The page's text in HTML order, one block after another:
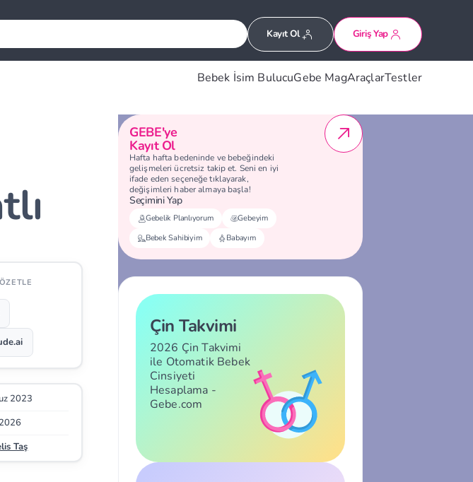
Kayıt Ol Giriş Yap
Bebek İsim BulucuGebe MagAraçlarTestler
2023
Taş
GEBE'ye
Kayıt Ol
Hafta hafta bedeninde ve bebeğindeki
gelişmeleri ücretsiz takip et. Seni en iyi
ifade eden seçeneğe tıklayarak,
değişimleri haber almaya başla!
Seçimini Yap
Gebelik Planlıyorum
Gebeyim
Bebek Sahibiyim
Babayım
Çin Takvimi
2026 Çin Takvimi
ile Otomatik Bebek
Cinsiyeti
Hesaplama -
Gebe.com